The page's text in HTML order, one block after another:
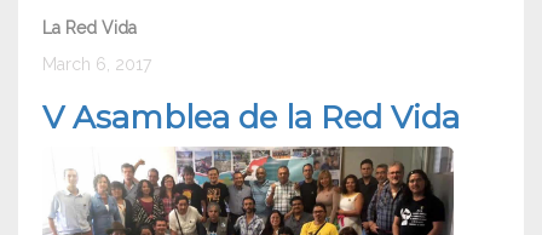
La Red Vida
March 6, 2017
V Asamblea de la Red Vida